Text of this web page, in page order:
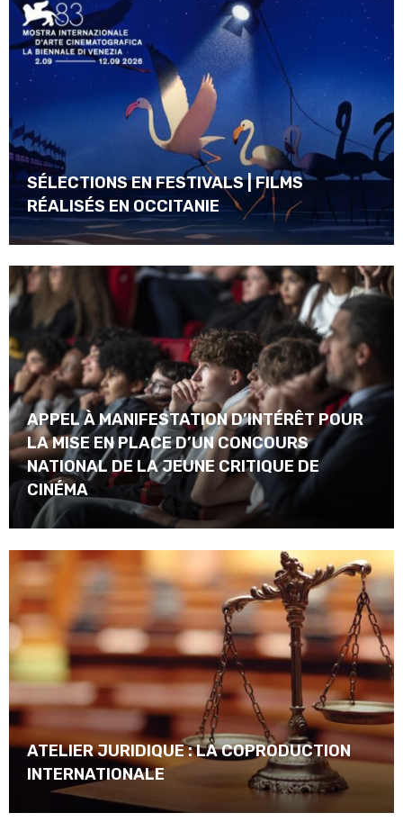
SÉLECTIONS EN FESTIVALS | FILMS
RÉALISÉS EN OCCITANIE
APPEL À MANIFESTATION D’INTÉRÊT POUR
LA MISE EN PLACE D’UN CONCOURS
NATIONAL DE LA JEUNE CRITIQUE DE
CINÉMA
ATELIER JURIDIQUE : LA COPRODUCTION
INTERNATIONALE